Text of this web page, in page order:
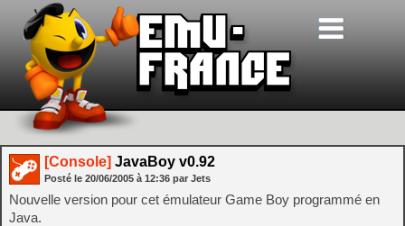
[Console] JavaBoy v0.92
Posté le 20/06/2005 à 12:36 par Jets
Nouvelle version pour cet émulateur Game Boy programmé en
Java.